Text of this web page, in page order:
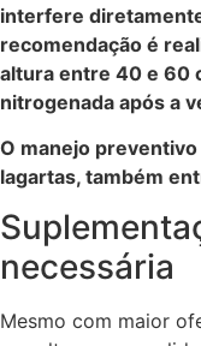
interfere
recomendação é
altura entre 40 e 60
nitrogenada após a
O manejo
lagartas, também
necessária
Mesmo com maior